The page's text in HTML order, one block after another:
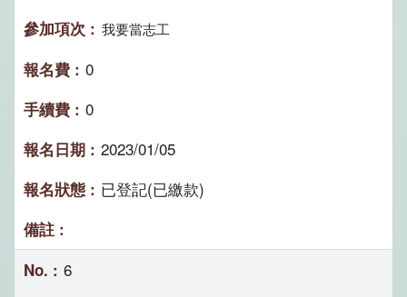
我要當志工
0
0
2023/01/05
已登記(已繳款)
6